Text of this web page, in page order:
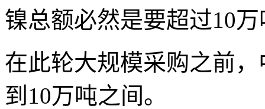
镍总额必然是要超过10
在此轮大规模采购之前
到10万吨之间。